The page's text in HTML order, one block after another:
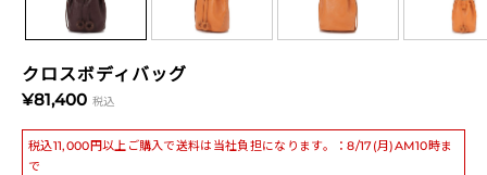
クロスボディバッグ
¥81,400 税込
税込11,000円以上ご購入で送料は当社負担になります。：8/17(月)AM10時ま
で